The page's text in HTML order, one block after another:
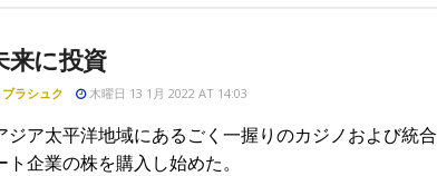
来に投資
ラシュク 木曜日 13 1月 2022 AT 14:03
ジア太平洋地域にあるごく一握りのカジノおよび統合
ト企業の株を購入し始めた。